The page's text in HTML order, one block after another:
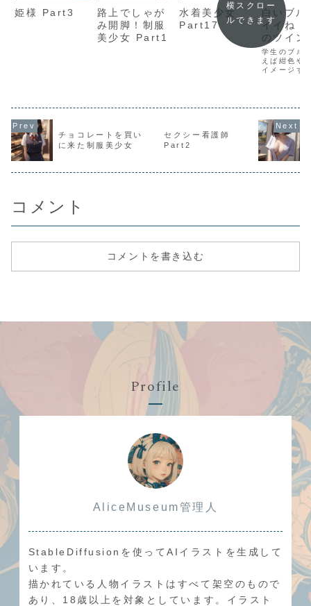
姫様 Part3
路上でしゃが
み開脚！制服
美少女 Part1
水着美少女
Part17
白いブル
イイね！
のツイン
ル美少女
学生のブル
えば紺色や
イメージす
ます。まぁ
と言うより
上部の短パ
いイメージ
るのかもし
横スクロー
ルできます
チョコレートを買い
に来た制服美少女
セクシー看護師
Part2
コメント
コメントを書き込む
Profile
AliceMuseum管理人
StableDiffusionを使ってAIイラストを生成して
います。
描かれている人物イラストはすべて架空のもので
あり、18歳以上を対象としています。イラスト